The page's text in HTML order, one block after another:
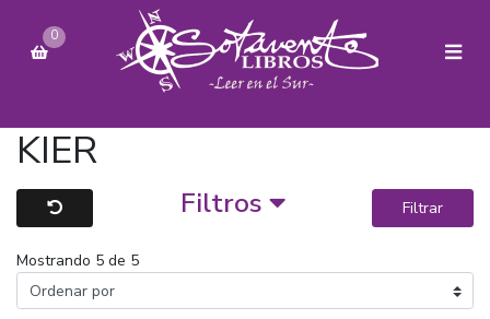
0
KIER
Filtros Filtrar
Mostrando 5 de 5